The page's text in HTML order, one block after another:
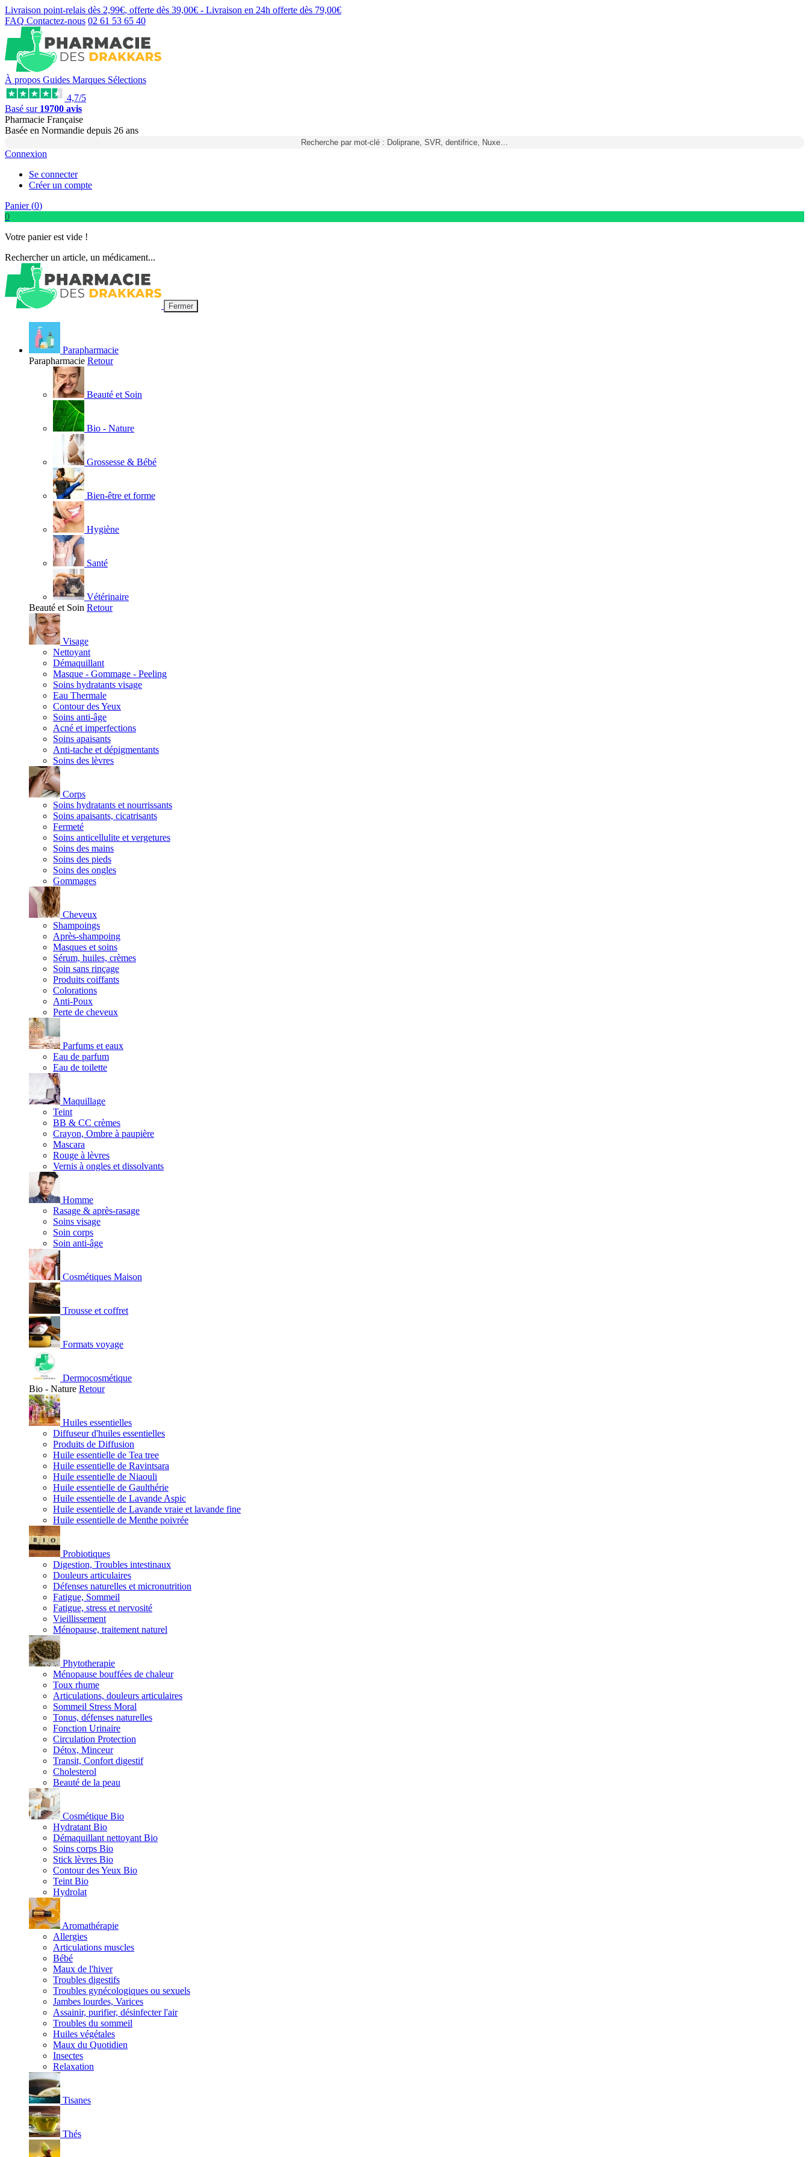
Livraison point-relais dès 2,99€, offerte dès 39,00€ - Livraison en 24h offerte dès 79,00€
FAQ Contactez-nous 02 61 53 65 40
À propos Guides Marques Sélections
4,7/5
Basé sur 19700 avis
Pharmacie Française
Basée en Normandie depuis 26 ans
Recherche par mot-clé : Doliprane, SVR, dentifrice, Nuxe…
Connexion
Se connecter
Créer un compte
Panier (0)
0
Votre panier est vide !
Rechercher un article, un médicament...
Fermer
Parapharmacie
Parapharmacie Retour
Beauté et Soin
Bio - Nature
Grossesse & Bébé
Bien-être et forme
Hygiène
Santé
Vétérinaire
Beauté et Soin Retour
Visage
Nettoyant
Démaquillant
Masque - Gommage - Peeling
Soins hydratants visage
Eau Thermale
Contour des Yeux
Soins anti-âge
Acné et imperfections
Soins apaisants
Anti-tache et dépigmentants
Soins des lèvres
Corps
Soins hydratants et nourrissants
Soins apaisants, cicatrisants
Fermeté
Soins anticellulite et vergetures
Soins des mains
Soins des pieds
Soins des ongles
Gommages
Cheveux
Shampoings
Après-shampoing
Masques et soins
Sérum, huiles, crèmes
Soin sans rinçage
Produits coiffants
Colorations
Anti-Poux
Perte de cheveux
Parfums et eaux
Eau de parfum
Eau de toilette
Maquillage
Teint
BB & CC crèmes
Crayon, Ombre à paupière
Mascara
Rouge à lèvres
Vernis à ongles et dissolvants
Homme
Rasage & après-rasage
Soins visage
Soin corps
Soin anti-âge
Cosmétiques Maison
Trousse et coffret
Formats voyage
Dermocosmétique
Bio - Nature Retour
Huiles essentielles
Diffuseur d'huiles essentielles
Produits de Diffusion
Huile essentielle de Tea tree
Huile essentielle de Ravintsara
Huile essentielle de Niaouli
Huile essentielle de Gaulthérie
Huile essentielle de Lavande Aspic
Huile essentielle de Lavande vraie et lavande fine
Huile essentielle de Menthe poivrée
Probiotiques
Digestion, Troubles intestinaux
Douleurs articulaires
Défenses naturelles et micronutrition
Fatigue, Sommeil
Fatigue, stress et nervosité
Vieillissement
Ménopause, traitement naturel
Phytotherapie
Ménopause bouffées de chaleur
Toux rhume
Articulations, douleurs articulaires
Sommeil Stress Moral
Tonus, défenses naturelles
Fonction Urinaire
Circulation Protection
Détox, Minceur
Transit, Confort digestif
Cholesterol
Beauté de la peau
Cosmétique Bio
Hydratant Bio
Démaquillant nettoyant Bio
Soins corps Bio
Stick lèvres Bio
Contour des Yeux Bio
Teint Bio
Hydrolat
Aromathérapie
Allergies
Articulations muscles
Bébé
Maux de l'hiver
Troubles digestifs
Troubles gynécologiques ou sexuels
Jambes lourdes, Varices
Assainir, purifier, désinfecter l'air
Troubles du sommeil
Huiles végétales
Maux du Quotidien
Insectes
Relaxation
Tisanes
Thés